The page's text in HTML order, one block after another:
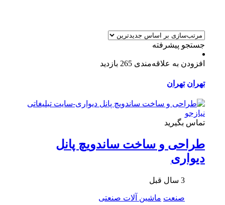
جستجو پیشرفته
افزودن به علاقه‌مندی 265 بازدید
تهران تهران
تماس بگیرید
طراحی و ساخت ساندویچ پانل
دیواری
3 سال قبل
صنعت ماشین آلات صنعتی